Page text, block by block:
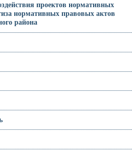
проектов нормативных
нормативных правовых актов
района